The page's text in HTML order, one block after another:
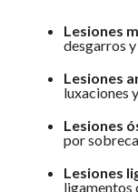
Lesiones
desgarros
Lesiones
luxaciones
Lesiones
por
Lesiones
ligamentos